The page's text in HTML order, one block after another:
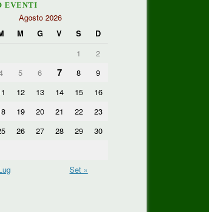
EVENTI
Agosto 2026
M G V S
D
1
2
5 6 7 8
9
12 13 14 15
16
19 20 21 22
23
26 27 28 29
30
Set »